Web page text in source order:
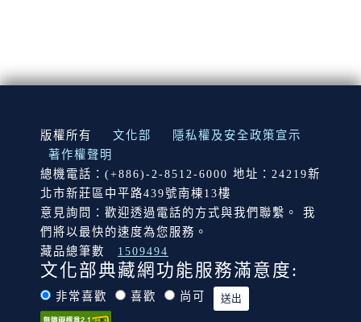
:::
版權所有 文化部
隱私權及安全政策宣示
著作權聲明
總機電話：(+886)-2-8512-6000 地址：24219新
北市新莊區中平路439號南棟13樓
意見詢問：歡迎透過電話的方式與我們聯繫。 我
們將以最快的速度為您服務。
藏品總筆數
1509494
文化部典藏網功能服務滿意度:
非常喜歡 喜歡 尚可